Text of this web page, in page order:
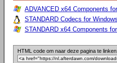
ADVANCED x64 Components
STANDARD Codecs for
STANDARD x64 Components
HTML code om naar deze pagina te linken: